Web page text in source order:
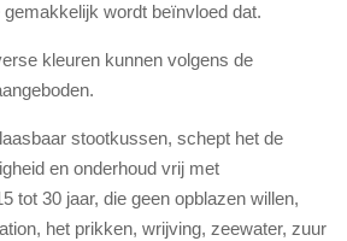
wordt beïnvloed dat.
kleuren kunnen volgens de
stootkussen, schept het de
en onderhoud vrij met
tot 30 jaar, die geen opblazen willen,
het prikken, wrijving, zeewater, zuur